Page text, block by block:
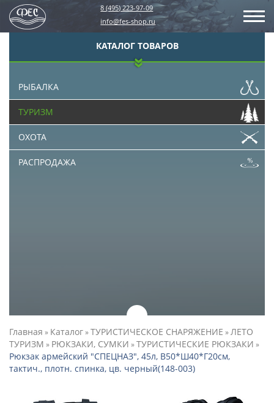
8 (495) 223-97-09
info@fes-shop.ru
КАТАЛОГ ТОВАРОВ
РЫБАЛКА
ТУРИЗМ
ОХОТА
РАСПРОДАЖА
Главная » Каталог»ТУРИСТИЧЕСКОЕ СНАРЯЖЕНИЕ »ЛЕТО
ТУРИЗМ » РЮКЗАКИ, СУМКИ »ТУРИСТИЧЕСКИЕ РЮКЗАКИ »
Рюкзак армейский "СПЕЦНАЗ", 45л, В50*Ш40*Г20см,
тактич., плотн. спинка, цв. черный(148-003)